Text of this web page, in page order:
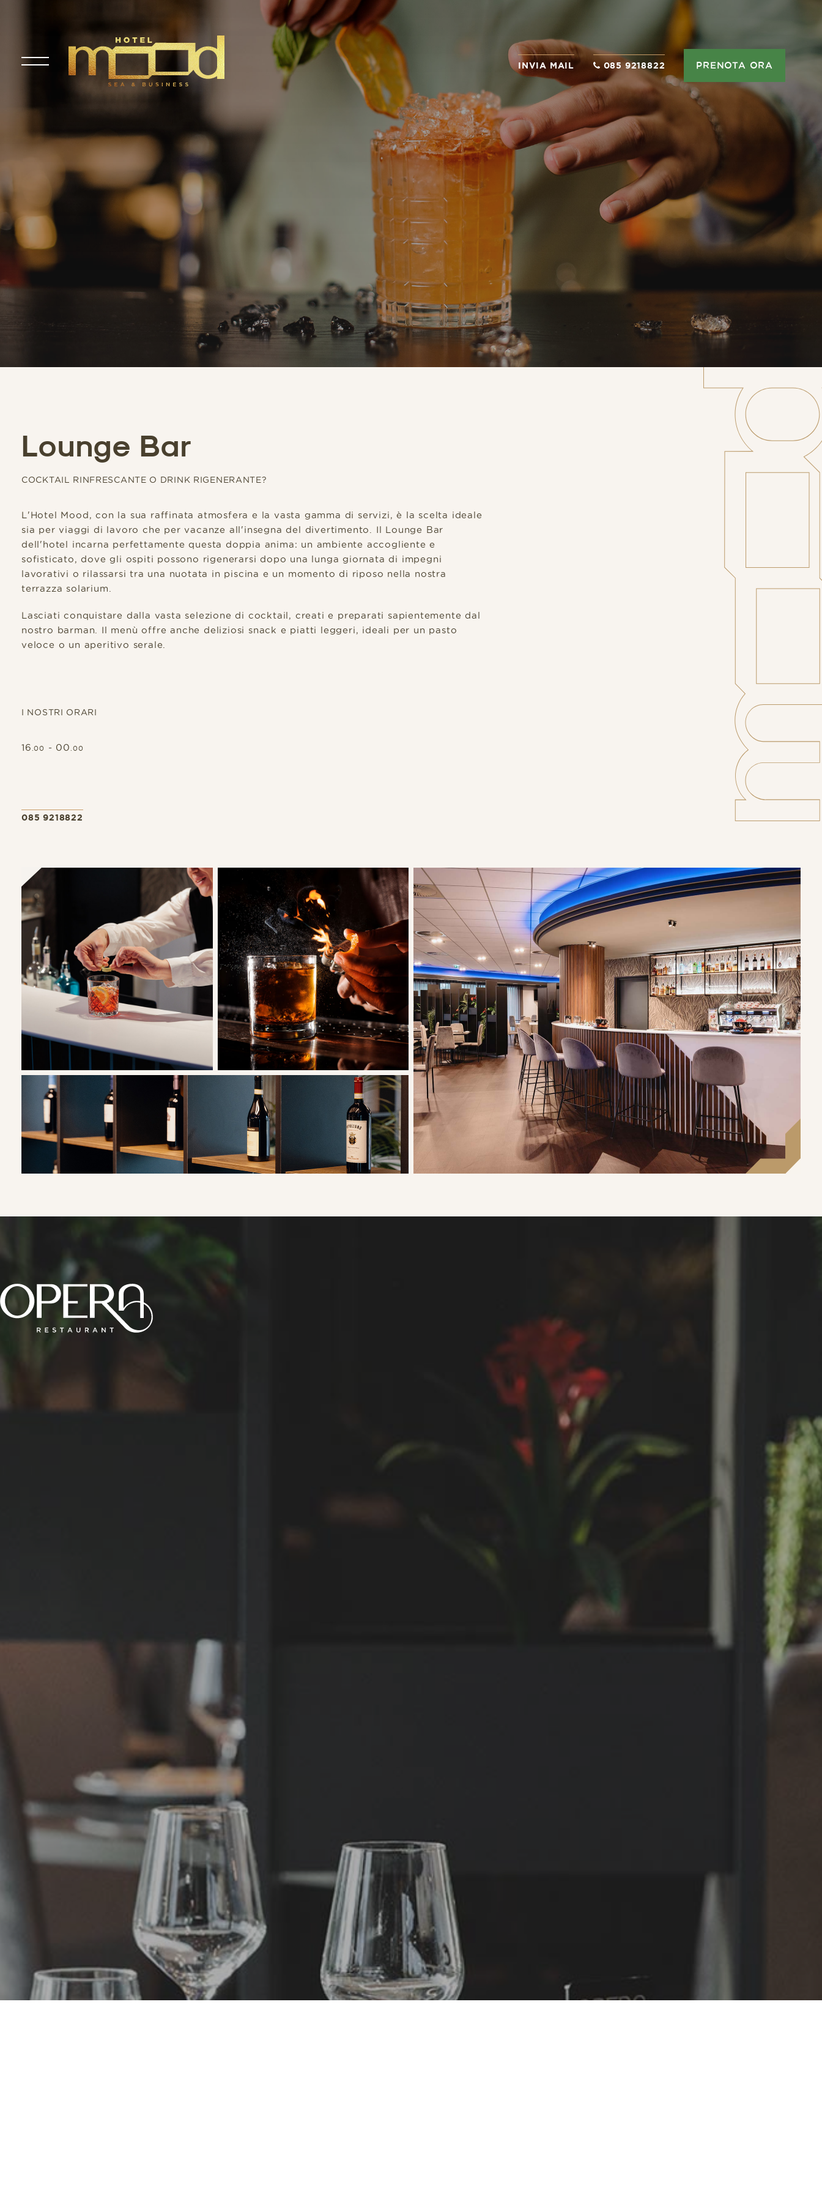
INVIA MAIL 085 9218822 PRENOTA ORA
Lounge Bar
COCKTAIL RINFRESCANTE O DRINK RIGENERANTE?
L'Hotel Mood, con la sua raffinata atmosfera e la vasta gamma di servizi, è la scelta ideale
sia per viaggi di lavoro che per vacanze all'insegna del divertimento. Il Lounge Bar
dell'hotel incarna perfettamente questa doppia anima: un ambiente accogliente e
sofisticato, dove gli ospiti possono rigenerarsi dopo una lunga giornata di impegni
lavorativi o rilassarsi tra una nuotata in piscina e un momento di riposo nella nostra
terrazza solarium.
Lasciati conquistare dalla vasta selezione di cocktail, creati e preparati sapientemente dal
nostro barman. Il menù offre anche deliziosi snack e piatti leggeri, ideali per un pasto
veloce o un aperitivo serale.
I NOSTRI ORARI
16 .00 - 00 .00
085 9218822